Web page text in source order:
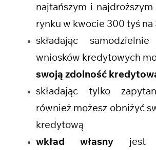
najtańszym i
rynku w kwocie 300 tyś na
składając
wniosków kredytowych
swoją zdolność
składając tylko
również możesz obniżyć
kredytową
wkład własny jest